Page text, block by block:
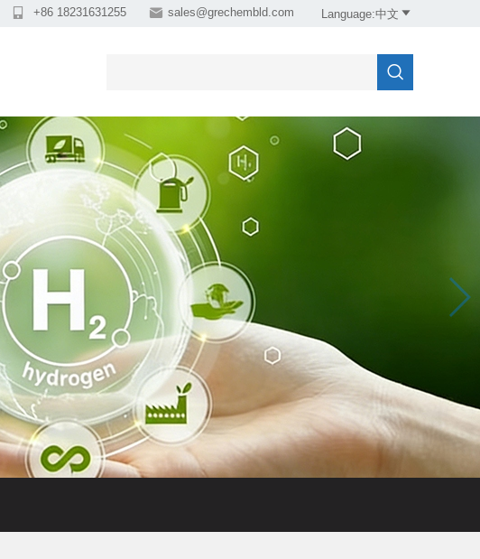
 +86 18231631255  sales@grechembld.com Language:中文 
